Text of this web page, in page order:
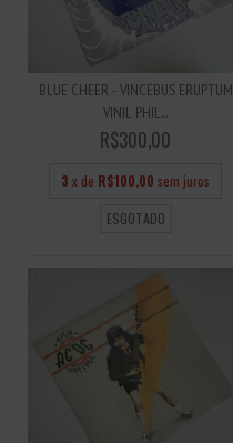
BLUE CHEER - VINCEBUS ERUPTUM
VINIL PHIL...
R$300,00
3 x de R$100,00 sem juros
ESGOTADO